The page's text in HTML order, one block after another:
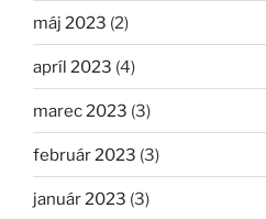
máj 2023 (2)
apríl 2023 (4)
marec 2023 (3)
február 2023 (3)
január 2023 (3)